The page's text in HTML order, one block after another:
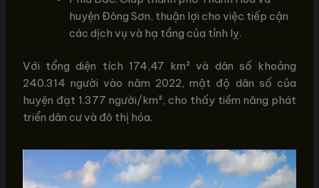
huyện Đông Sơn, thuận lợi cho việc tiếp cận
các dịch vụ và hạ tầng của tỉnh lỵ.
Với tổng diện tích 174,47 km² và dân số khoảng
240.314 người vào năm 2022, mật độ dân số của
huyện đạt 1.377 người/km², cho thấy tiềm năng phát
triển dân cư và đô thị hóa.